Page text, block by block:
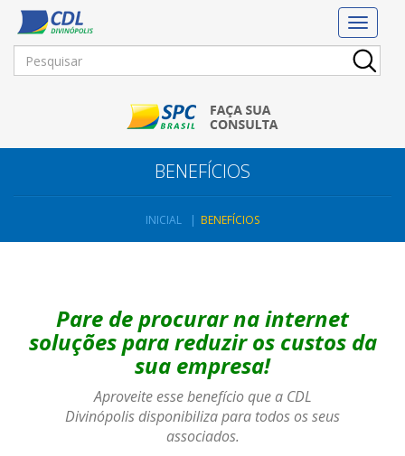
Toggle
BENEFÍCIOS
INICIAL BENEFÍCIOS
Pare de procurar na internet
soluções para reduzir os custos da
sua empresa!
Aproveite esse benefício que a CDL
Divinópolis disponibiliza para todos os seus
associados.